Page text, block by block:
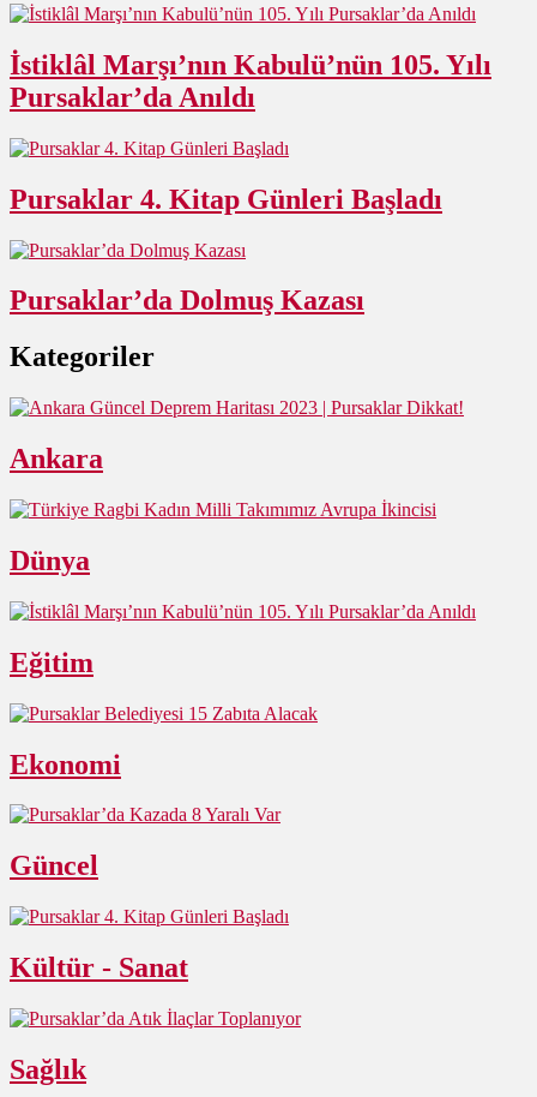
İstiklâl Marşı’nın Kabulü’nün 105. Yılı
Pursaklar’da Anıldı
Pursaklar 4. Kitap Günleri Başladı
Pursaklar’da Dolmuş Kazası
Kategoriler
Ankara
Dünya
Eğitim
Ekonomi
Güncel
Kültür - Sanat
Sağlık